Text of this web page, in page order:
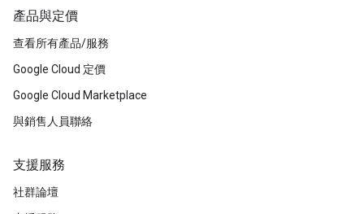
產品與定價
查看所有產品/服務
Google Cloud 定價
Google Cloud Marketplace
與銷售人員聯絡
支援服務
社群論壇